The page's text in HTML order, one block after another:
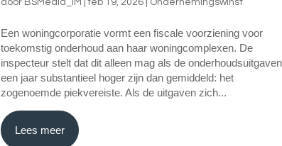
door BSMedia_IM |feb 19, 2026 Ondernemingswinst
Een woningcorporatie vormt een fiscale voorziening voor
toekomstig onderhoud aan haar woningcomplexen. De
inspecteur stelt dat dit alleen mag als de
een jaar substantieel hoger zijn dan gemiddeld: het
zogenoemde piekvereiste. Als de uitgaven zich...
Lees meer